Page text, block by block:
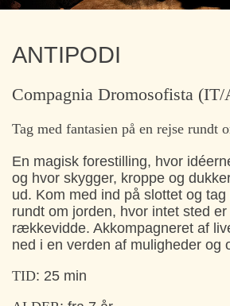
ANTIPODI
Compagnia Dromosofista
Tag med fantasien på en rejse rundt
En magisk forestilling, hvor
og hvor skygger, kroppe og
ud. Kom med ind på slottet og
rundt om jorden, hvor intet sted
rækkevidde. Akkompagneret af
ned i en verden af muligheder og
TID: 25 min